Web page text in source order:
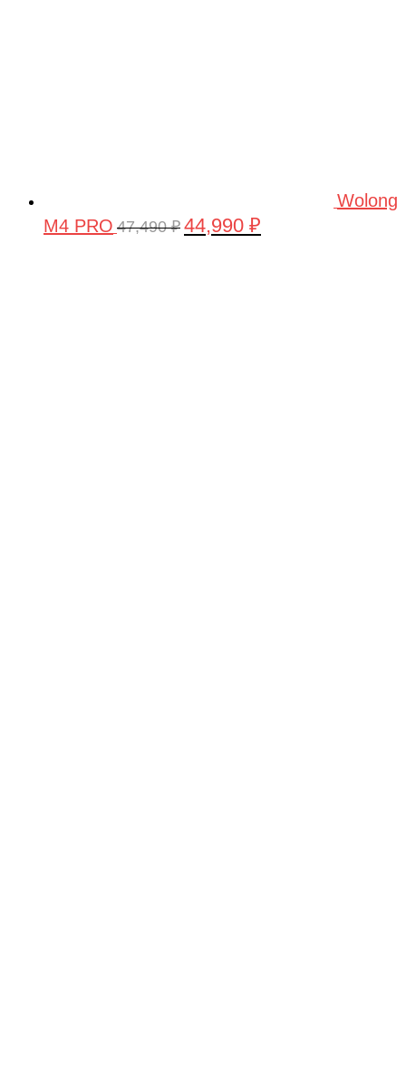
Wolong
M4 PRO 47,490₽ Первоначальная
44,990 ₽